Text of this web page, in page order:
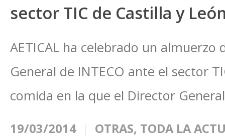
sector TIC de Castilla y
AETICAL ha celebrado un
General de INTECO ante el sector
comida en la que el Director
19/03/2014 OTRAS, TODA LA